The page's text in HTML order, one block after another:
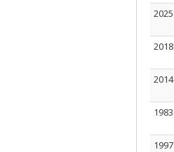
2025
2018
2014
1983
1997